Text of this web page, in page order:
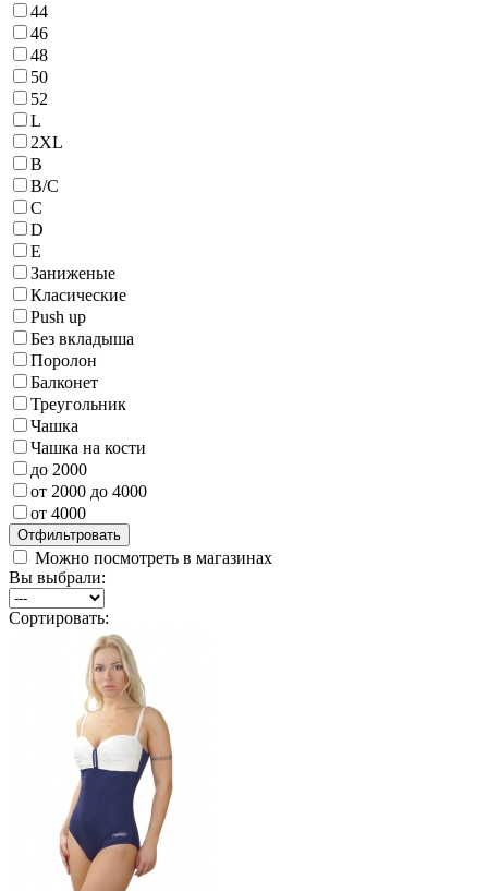
44
46
48
50
52
L
2XL
B
B/С
C
D
E
Заниженые
Класические
Push up
Без вкладыша
Поролон
Балконет
Треугольник
Чашка
Чашка на кости
до 2000
от 2000 до 4000
от 4000
Можно посмотреть в магазинах
Вы выбрали:
Сортировать: